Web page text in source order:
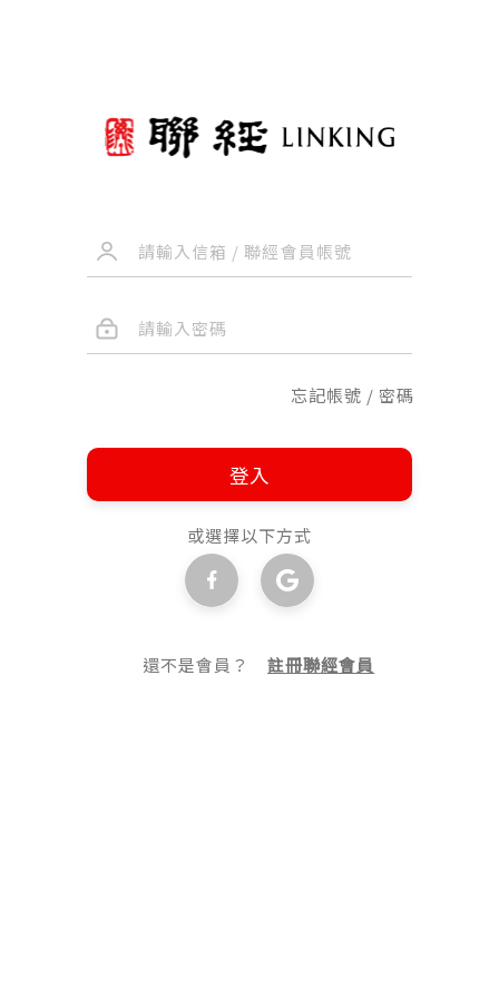
忘記帳號 / 密碼
登入
或選擇以下方式
還不是會員？註冊聯經會員